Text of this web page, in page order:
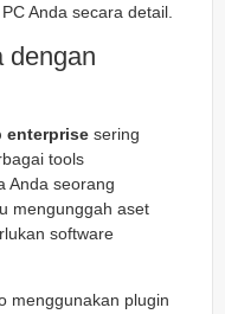
Anda secara detail.
dengan
enterprise sering
tools
Anda seorang
mengunggah aset
software
menggunakan plugin